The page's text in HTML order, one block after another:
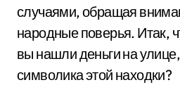
случаями, обращая
народные поверья. Итак,
вы нашли деньги на
символика этой находки?